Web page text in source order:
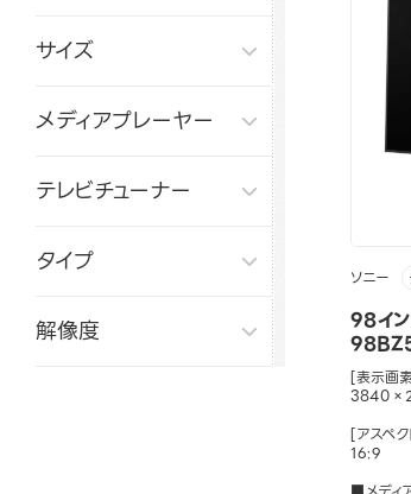
サイズ
メディアプレーヤー
テレビチューナー
タイプ
解像度
ソニー
98イ
[表示画
[アスペ
16:9